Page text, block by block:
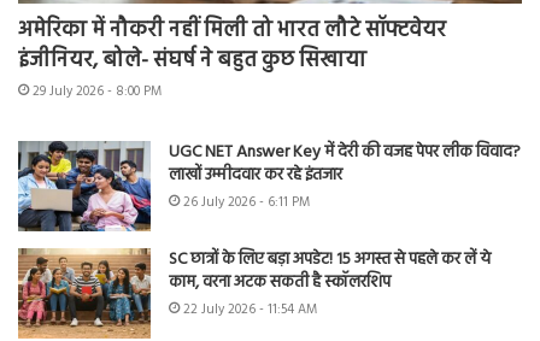
अमेरिका में नौकरी नहीं मिली तो भारत लौटे सॉफ्टवेयर
इंजीनियर, बोले- संघर्ष ने बहुत कुछ सिखाया
29 July 2026 - 8:00 PM
UGC NET Answer Key में देरी की वजह पेपर लीक विवाद?
लाखों उम्मीदवार कर रहे इंतजार
26 July 2026 - 6:11 PM
SC छात्रों के लिए बड़ा अपडेट! 15 अगस्त से पहले कर लें ये
काम, वरना अटक सकती है स्कॉलरशिप
22 July 2026 - 11:54 AM